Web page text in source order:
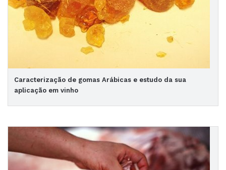
Caracterização de gomas Arábicas e estudo da sua
aplicação em vinho